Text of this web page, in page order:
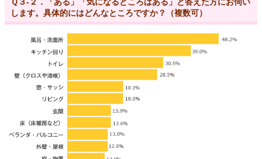
します。具体的にはどんなところですか？（複数可）